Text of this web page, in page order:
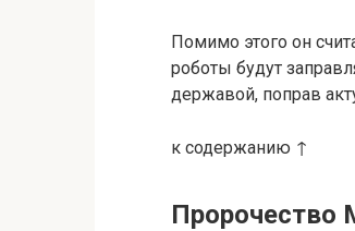
Помимо этого он
роботы будут
державой, поправ
к содержанию ↑
Пророчество